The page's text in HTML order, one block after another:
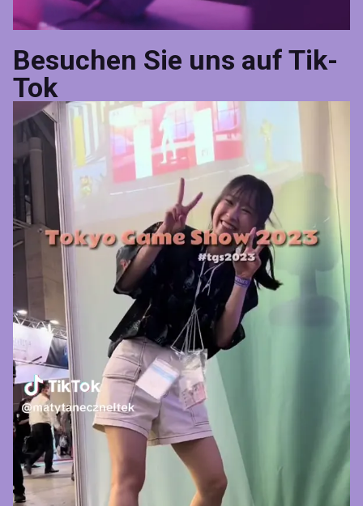
Besuchen Sie uns auf Tik-
Tok